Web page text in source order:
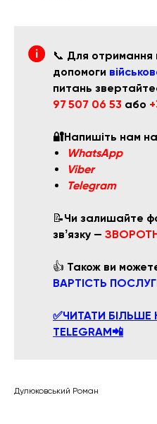
📞 Для отримання
допомоги
питань
97 507 06 53 або
🔐Напишіть нам
WhatsApp
Viber
Telegram
📝Чи залишайте
звʼязку —
👍 Також ви
ВАРТІСТЬ
✅ЧИТАТИ
TELEGRAM📲
Дулюковський Роман